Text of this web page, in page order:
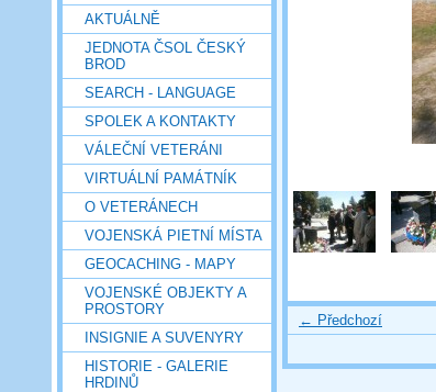
AKTUÁLNĚ
JEDNOTA ČSOL ČESKÝ
BROD
SEARCH - LANGUAGE
SPOLEK A KONTAKTY
VÁLEČNÍ VETERÁNI
VIRTUÁLNÍ PAMÁTNÍK
O VETERÁNECH
VOJENSKÁ PIETNÍ MÍSTA
GEOCACHING - MAPY
VOJENSKÉ OBJEKTY A
PROSTORY
INSIGNIE A SUVENYRY
HISTORIE - GALERIE
HRDINŮ
← Předchozí